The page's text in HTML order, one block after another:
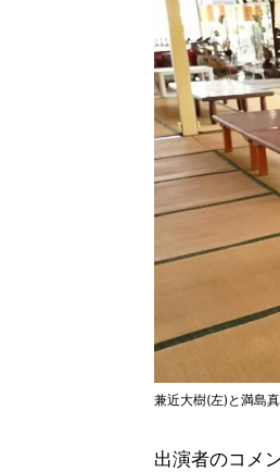
兼近大樹(左)と満島
出演者のコメ